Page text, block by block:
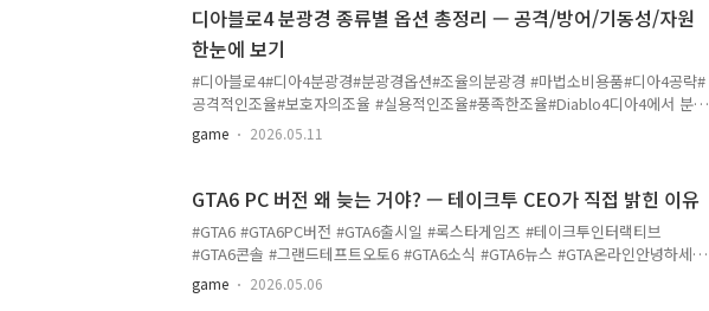
이 꽤 많으니 하나씩 살펴볼게요 😊🖥️ 플랫폼별 패치 적용 현황Steam (PC)✅ 적
용 완료Steam (Mac)✅ 적용 완료플레이스테이션✅ 적용 완료Xbox⏳ 진행 중
Epic Games Store⏳ 진행 중Mac App Store⏳ 진행 중🐺신규 콘텐츠특수 탑
승물 시스템 · 담금질 추출 · 웅카 맨손 기술 · 검집 · 인형..
디아블로4 분광경 종류별 옵션 총정리 — 공격/방어/기동성/자원
한눈에 보기
#디아블로4#디아4분광경#분광경옵션#조율의분광경 #마법소비용품#디아4공략#
공격적인조율#보호자의조율 #실용적인조율#풍족한조율#Diablo4디아4에서 분광
경을 쓰려고 할 때, 어떤 종류가 어떤 옵션을 제공하는지 헷갈리는 경우가 많죠
😅분광경은 크게 공격 / 방어 / 기동성·보조 / 자원 네 가지로 나뉘는데,각각 어
율의 분광경무기공격력 · 피해배율 · 극대화 · 원소피해 · 공격속도🛡️보호자의
조율의 분광경생명력 · 방어도 · 피해감소 · 원소저항 · 회피🥾실용적인 조율의
분광경쿨다운감소 · 기술등급 · 행운 · 이동속도 · 물약💎풍족한 조율의 분광경
최대자원 · 자원생성 · 소모감소 · 처치시 자원회복⚔️ 공격적인 조율의 분광..
game 2026.05.11
GTA6 PC 버전 왜 늦는 거야? — 테이크투 CEO가 직접 밝힌 이유
#GTA6 #GTA6PC버전 #GTA6출시일 #록스타게임즈 #테이크투인터랙티브
#GTA6콘솔 #그랜드테프트오토6 #GTA6소식 #GTA6뉴스 #GTA온라인안녕하세요
여러분~ GTA6 기다리고 계신 분들 많으시죠? 오늘은 PC 게이머분들한테 좀 속
상할 수 있는 소식을 정리해봤어요 😅블룸버그와의 인터뷰에서 테이크투 인터랙
game 2026.05.06